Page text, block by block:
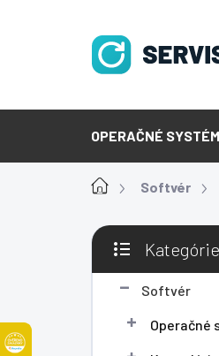
OPERAČNÉ
DomovSoftvér
B
č
Preskočiť
Kategórie
Softvér
Operačné